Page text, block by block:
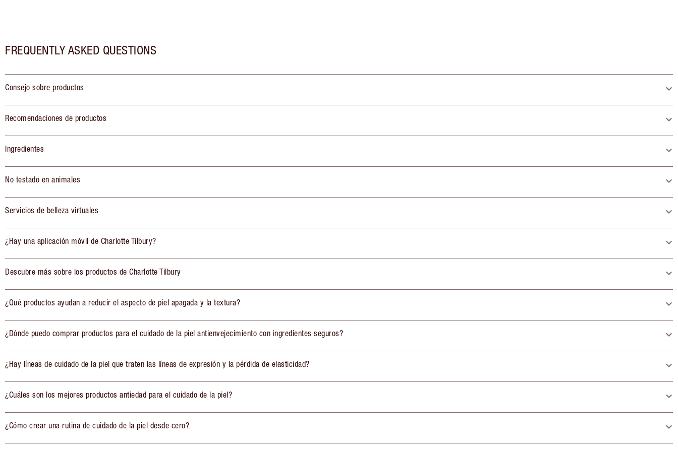
FREQUENTLY ASKED QUESTIONS
Consejo sobre productos
Recomendaciones de productos
Ingredientes
No testado en animales
Servicios de belleza virtuales
¿Hay una aplicación móvil de Charlotte Tilbury?
Descubre más sobre los productos de Charlotte Tilbury
¿Qué productos ayudan a reducir el aspecto de piel apagada y la textura?
¿Dónde puedo comprar productos para el cuidado de la piel antienvejecimiento con ingredientes seguros?
¿Hay líneas de cuidado de la piel que traten las líneas de expresión y la pérdida de elasticidad?
¿Cuáles son los mejores productos antiedad para el cuidado de la piel?
¿Cómo crear una rutina de cuidado de la piel desde cero?